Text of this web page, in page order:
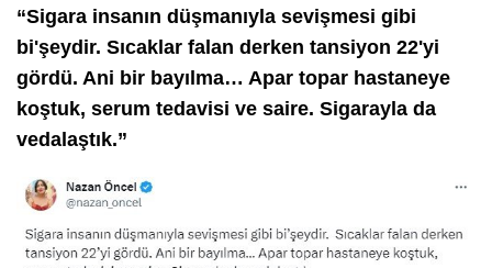
“Sigara insanın düşmanıyla sevişmesi gibi
bi'şeydir. Sıcaklar falan derken tansiyon 22'yi
gördü. Ani bir bayılma… Apar topar hastaneye
koştuk, serum tedavisi ve saire. Sigarayla da
vedalaştık.”